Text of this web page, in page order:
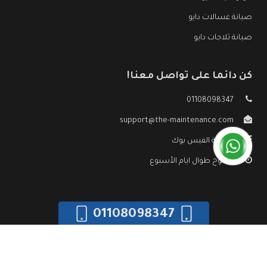
صيانة غسالات دايو
صيانة ثلاجات دايو
كن دائما على تواصل معنا!
01108098347
support@the-maintenance.com
صفحة الفيس بوك
مفتوح طوال ايام الأسبوع
01108098347